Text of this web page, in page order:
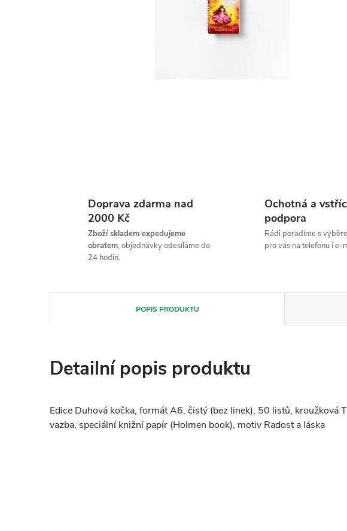
Doprava zdarma nad
2000 Kč
Zboží skladem expedujeme
obratem, objednávky odesíláme do
24 hodin.
Ochotná a
podpora
Rádi poradíme s
pro vás na telefonu i e-
POPIS PRODUKTU
Detailní popis produktu
Edice Duhová kočka, formát A6, čistý (bez linek), 50 listů, kroužková
vazba, speciální knižní papír (Holmen book), motiv Radost a láska